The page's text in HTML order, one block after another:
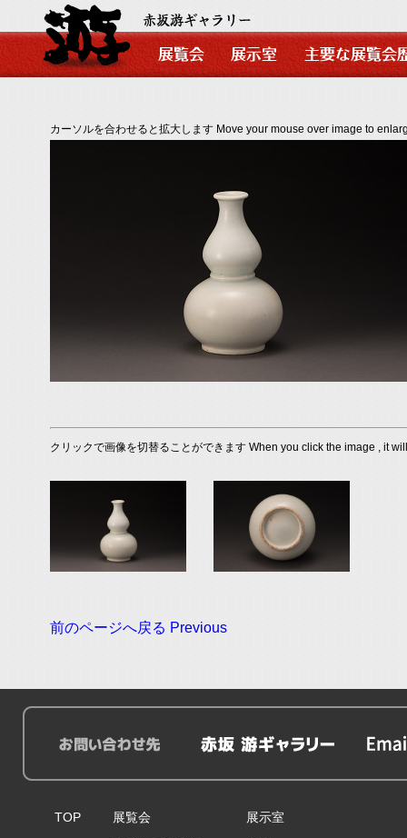
カーソルを合わせると拡大します Move your mouse over image to
クリックで画像を切替ることができます When you click the image , it
前のページへ戻る Previous
TOP
展覧会
展示室